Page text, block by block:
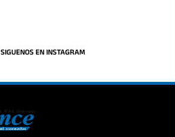
SIGUENOS EN INSTAGRAM